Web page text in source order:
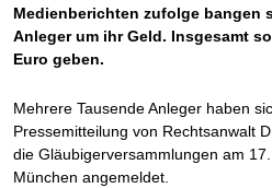
Medienberichten zufolge bangen
Anleger um ihr Geld. Insgesamt
Euro geben.
Mehrere Tausende Anleger haben
Pressemitteilung von Rechtsanwalt
die Gläubigerversammlungen am
München angemeldet.